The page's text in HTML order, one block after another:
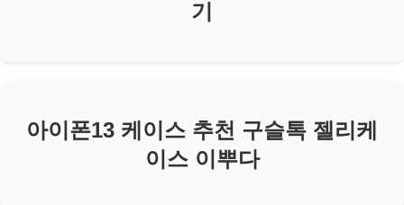
기
아이폰13 케이스 추천 구슬톡 젤리케
이스 이뿌다